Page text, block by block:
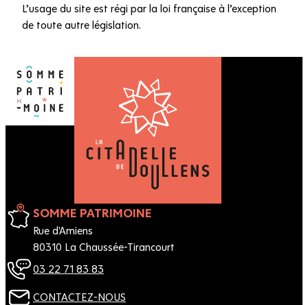
L’usage du site est régi par la loi française à l’exception
de toute autre législation.
SOMME PATRIMOINE
Rue d'Amiens
80310 La Chaussée-Tirancourt
03 22 71 83 83
CONTACTEZ-NOUS